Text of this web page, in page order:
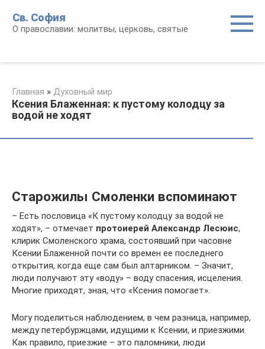
контенту
Св. София
О православии: молитвы, церковь, святые
Главная » Духовный мир
Ксения Блаженная: к пустому колодцу за
водой не ходят
Старожилы Смоленки вспоминают
– Есть пословица «К пустому колодцу за водой не
ходят», – отмечает протоиерей Александр Лесюис,
клирик Смоленского храма, состоявший при часовне
Ксении Блаженной почти со времен ее последнего
открытия, когда еще сам был алтарником. – Значит,
люди получают эту «воду» – воду спасения, исцеления.
Многие приходят, зная, что «Ксения помогает».
Могу поделиться наблюдением, в чем разница, например,
между петербуржцами, идущими к Ксении, и приезжими.
Как правило, приезжие – это паломники, люди